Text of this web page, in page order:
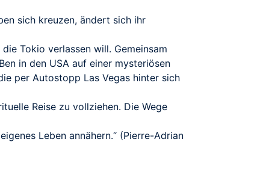
sich kreuzen, ändert sich ihr
Tokio verlassen will. Gemeinsam
in den USA auf einer mysteriösen
per Autostopp Las Vegas hinter sich
Reise zu vollziehen. Die Wege
Leben annähern.“ (Pierre-Adrian